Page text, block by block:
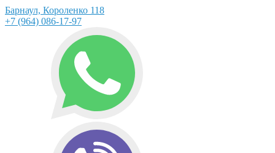
Барнаул, Короленко 118
+7 (964) 086-17-97